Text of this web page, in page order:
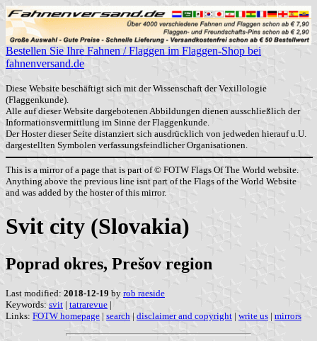
Bestellen Sie Ihre Fahnen / Flaggen im Flaggen-Shop bei
fahnenversand.de
Diese Website beschäftigt sich mit der Wissenschaft der Vexillologie
(Flaggenkunde).
Alle auf dieser Website dargebotenen Abbildungen dienen ausschließlich der
Informationsvermittlung im Sinne der Flaggenkunde.
Der Hoster dieser Seite distanziert sich ausdrücklich von jedweden hierauf u.U.
dargestellten Symbolen verfassungsfeindlicher Organisationen.
This is a mirror of a page that is part of © FOTW Flags Of The World website.
Anything above the previous line isnt part of the Flags of the World Website
and was added by the hoster of this mirror.
Svit city (Slovakia)
Poprad okres, Prešov region
Last modified: 2018-12-19 by rob raeside
Keywords: svit | tatrarevue |
Links: FOTW homepage | search | disclaimer and copyright | write us | mirrors